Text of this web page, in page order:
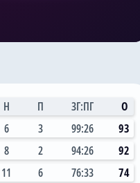
Н П ЗГ:ПГ
О
6 3 99:26
93
8 2 94:26
92
11 6 76:33
74